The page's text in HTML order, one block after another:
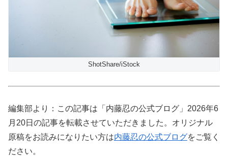
ShotShare/iStock
編集部より：この記事は「内藤忍の公式ブログ」2026年6
月20日の記事を転載させていただきました。オリジナル
原稿をお読みになりたい方は内藤忍の公式ブログをご覧く
ださい。